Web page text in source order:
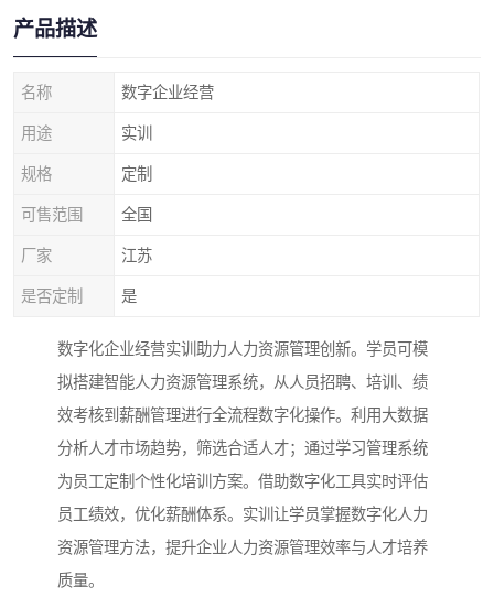
产品描述
名称 数字企业经营
用途 实训
规格 定制
可售范围 全国
厂家 江苏
是否定制 是
数字化企业经营实训助力人力资源管理创新。学员可模
拟搭建智能人力资源管理系统，从人员招聘、培训、绩
效考核到薪酬管理进行全流程数字化操作。利用大数据
分析人才市场趋势，筛选合适人才；通过学习管理系统
为员工定制个性化培训方案。借助数字化工具实时评估
员工绩效，优化薪酬体系。实训让学员掌握数字化人力
资源管理方法，提升企业人力资源管理效率与人才培养
质量。​